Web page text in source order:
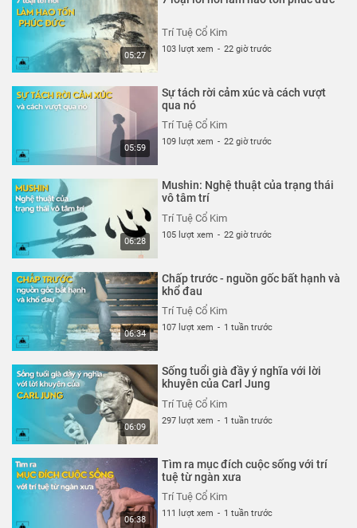
05:27
Trí Tuệ Cổ Kim
103 lượt xem - 22 giờ trước
05:59
Sự tách rời cảm xúc và cách vượt
qua nó
Trí Tuệ Cổ Kim
109 lượt xem - 22 giờ trước
06:28
Mushin: Nghệ thuật của trạng thái
vô tâm trí
Trí Tuệ Cổ Kim
105 lượt xem - 22 giờ trước
06:34
Chấp trước - nguồn gốc bất hạnh và
khổ đau
Trí Tuệ Cổ Kim
107 lượt xem - 1 tuần trước
06:09
Sống tuổi già đầy ý nghĩa với lời
khuyên của Carl Jung
Trí Tuệ Cổ Kim
297 lượt xem - 1 tuần trước
06:38
Tìm ra mục đích cuộc sống với trí
tuệ từ ngàn xưa
Trí Tuệ Cổ Kim
111 lượt xem - 1 tuần trước